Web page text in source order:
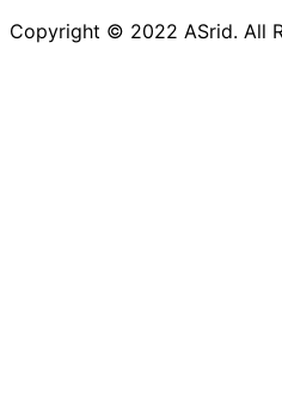
Copyright © 2022 ASrid. All